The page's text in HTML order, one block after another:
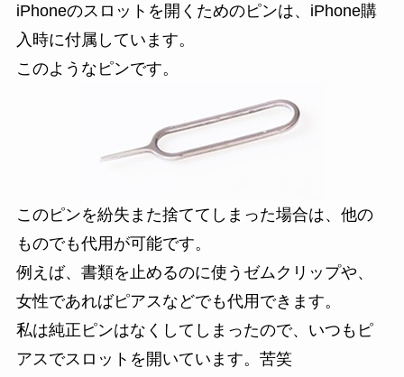
iPhoneのスロットを開くためのピンは、iPhone購
入時に付属しています。
このようなピンです。
このピンを紛失また捨ててしまった場合は、他の
ものでも代用が可能です。
例えば、書類を止めるのに使うゼムクリップや、
女性であればピアスなどでも代用できます。
私は純正ピンはなくしてしまったので、いつもピ
アスでスロットを開いています。苦笑